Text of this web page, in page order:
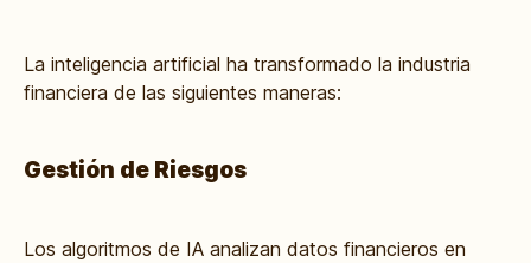
La inteligencia artificial ha transformado la industria
financiera de las siguientes maneras:
Gestión de Riesgos
Los algoritmos de IA analizan datos financieros en